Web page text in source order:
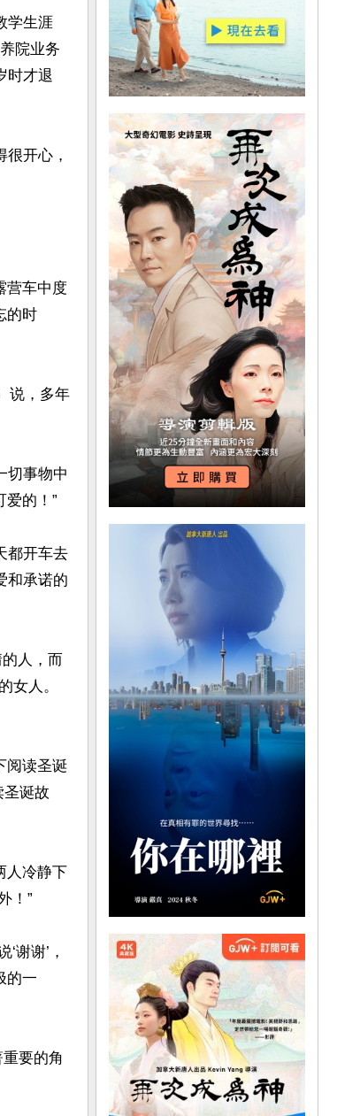
学生涯
院业务
时才退
开心，
营车中度
的时
说，多年
切事物中
的！”
都开车去
和承诺的
人，而
女人。
阅读圣诞
圣诞故
人冷静下
！”
谢谢’，
的一
要的角